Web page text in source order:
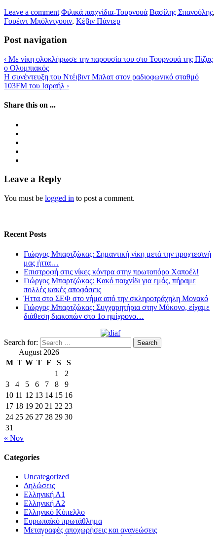
Leave a comment Φιλικά παιχνίδια-Τουρνουά Βασίλης Σπανούλης,
Γουέιντ Μπόλντγουιν, Κέβιν Πάντερ
Post navigation
‹ Με νίκη ολοκλήρωσε την παρουσία του στο Τουρνουά της Πίζας
ο Ολυμπιακός
Η συνέντευξη του Ντέιβιντ Μπλατ στον ραδιοφωνικό σταθμό
103FM του Ισραήλ ›
Share this on ...
Leave a Reply
You must be logged in to post a comment.
Recent Posts
Γιώργος Μπαρτζώκας: Σημαντική νίκη μετά την προχτεσινή
μας ήττα…
Επιστροφή στις νίκες κόντρα στην πρωτοπόρο Χαποέλ!
Γιώργος Μπαρτζώκας: Κακό παιχνίδι για εμάς, πήραμε
πολλές κακές αποφάσεις
Ήττα στο ΣΕΦ στο νήμα από την σκληροτράχηλη Μονακό
Γιώργος Μπαρτζώκας: Συγχαρητήρια στην Μύκονο, είχαμε
διάθεση διακοπών στο 1ο ημίχρονο…
Search for:
August 2026
M T W T F S
S
1
2
3
4 5 6 7 8
9
10 11 12 13 14 15 16
17 18 19 20 21 22 23
24 25 26 27 28 29 30
31
« Nov
Categories
Uncategorized
Δηλώσεις
Ελληνική Α1
Ελληνική Α2
Ελληνικό Κύπελλο
Ευρωπαϊκό πρωτάθλημα
Μεταγραφές αποχωρήσεις και ανανεώσεις